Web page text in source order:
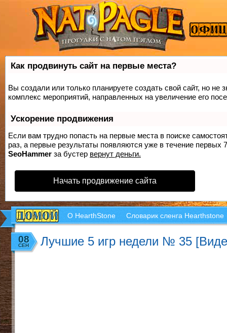
Как продвинуть сайт на первые места?
Вы создали или только планируете создать свой сайт, но не
комплекс мероприятий, направленных на увеличение его
Ускорение продвижения
Если вам трудно попасть на первые места в поиске
раз, а первые результаты появляются уже в течение первых
SeoHammer за бустер вернут деньги.
Начать продвижение сайта
О HearthStone Словарик сленга Hearthstone
Лучшие 5 игр недели № 35
08
СЕН